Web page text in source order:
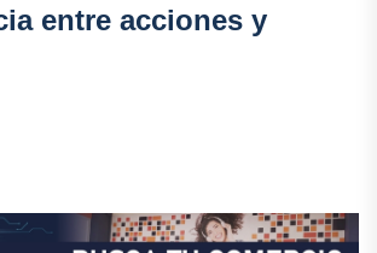
entre acciones y